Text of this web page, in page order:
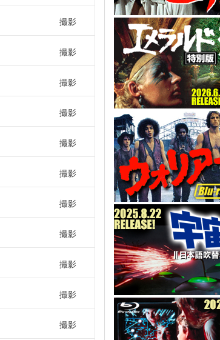
撮影
撮影
撮影
撮影
撮影
撮影
撮影
撮影
撮影
撮影
撮影